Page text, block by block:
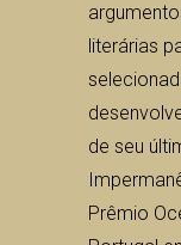
literárias
de seu
Prêmio